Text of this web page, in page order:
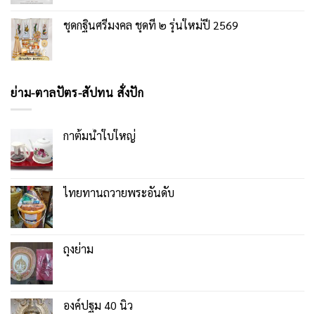
ชุดกฐินศรีมงคล ชุดที่ ๒ รุ่นใหม่ปี 2569
ย่าม-ตาลปัตร-สัปทน สั่งปัก
กาต้มน้ำใบใหญ่
ไทยทานถวายพระอันดับ
ถุงย่าม
องค์ปฐม 40 นิ้ว